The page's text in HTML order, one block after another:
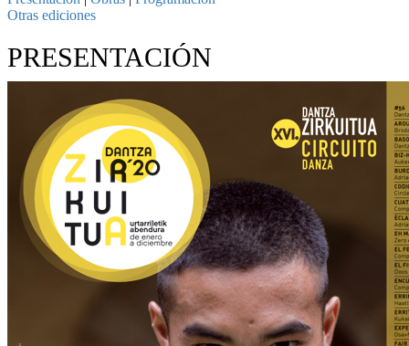
Otras ediciones
PRESENTACIÓN